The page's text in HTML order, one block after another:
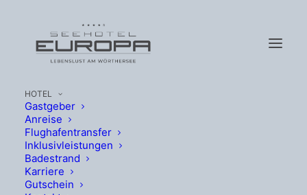
HOTEL
Gastgeber
Anreise
Flughafentransfer
Inklusivleistungen
Badestrand
Karriere
Gutschein